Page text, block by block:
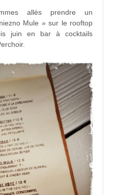
allés prendre un
Mule » sur le rooftop
juin en bar à cocktails